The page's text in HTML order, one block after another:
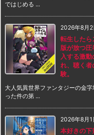
ではじめる ...
2026年8月2
転生したら
版が放つ
入する激
れ、聴く者
験。
大人気異世界ファンタジーの金
った件の第 ...
2026年8月1
本好きの下